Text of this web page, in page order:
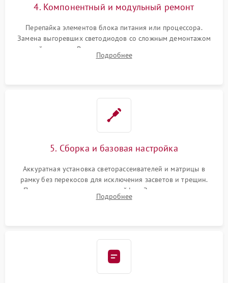
4. Компонентный и модульный ремонт
Перепайка элементов блока питания или процессора.
Замена выгоревших светодиодов со сложным демонтажом
хрупкой матрицы. Восстановление поврежденных дорожек,
прошивка микросхем памяти EEPROM
Подробнее
5. Сборка и базовая настройка
Аккуратная установка светорассеивателей и матрицы в
рамку без перекосов для исключения засветов и трещин.
Подключение внутренних шлейфов. Закрытие корпуса.
Сброс настроек и обновление программного обеспечения.
Подробнее